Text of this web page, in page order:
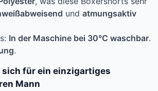
und atmungsaktiv
In der Maschine bei 30°C waschbar.
.
sich für ein einzigartiges
Mann